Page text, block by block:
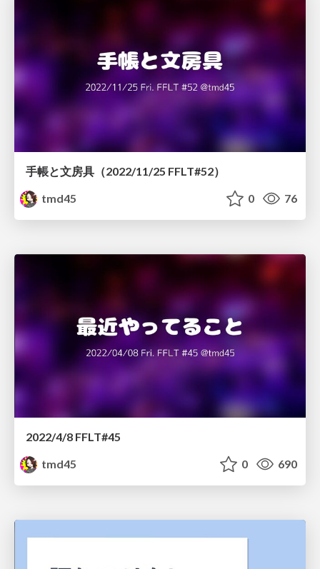
手帳と文房具（2022/11/25 FFLT#52）
tmd45
0 76
2022/4/8 FFLT#45
tmd45
0 690